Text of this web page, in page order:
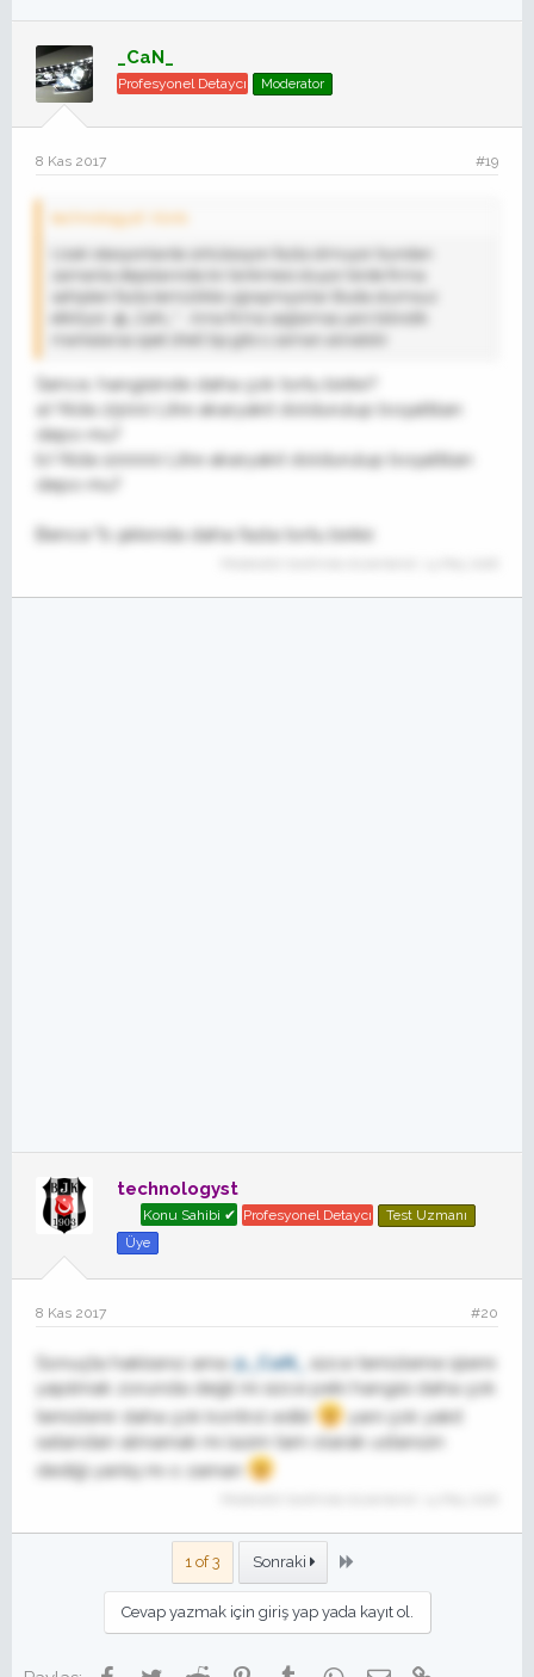
_CaN_
Profesyonel Detaycı Moderator
8 Kas 2017 #19
technologyst' Alıntı:
zamanla depolarında kir birikmesi oluyor birde firma
etkiliyor. @_CaN_" . Ama firma sağlamsa yani bilindik
markalarsa opet shell bp gibi o zaman alınabilir
Sence, hangisinde daha çok tortu birikir?
a) Yılda 25000 Litre akaryakıt doldurulup boşaltılan
depo mu?
b) Yılda 100000 Litre akaryakıt doldurulup boşaltılan
depo mu?
Bence "b şıkkında daha fazla tortu birikir.
technologyst
Konu Sahibi ✔ Profesyonel Detaycı
Test Uzmanı
Üye
8 Kas 2017 #20
Sonuçta haklısınız ama@_CaN_
sizce temizleme işlemi
yapılmak zorunda değil mi sizce peki hangisi daha çok
temizlenir daha çok kontrol edilir
yani çok yakıt
satandan almamak mı lazım tam olarak ustanızın
dediği yanlış mı o zaman
1 of 3 Sonraki
Cevap yazmak için giriş yap yada kayıt ol.